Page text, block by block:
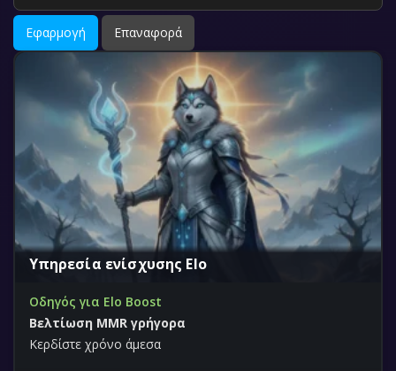
Εφαρμογή Επαναφορά
Υπηρεσία ενίσχυσης Elo
Οδηγός για Elo Boost
Βελτίωση MMR γρήγορα
Κερδίστε χρόνο άμεσα